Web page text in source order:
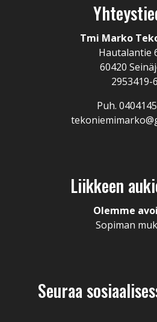
Tmi Marko
Hautalantie
60420
2953419-6
Puh.
Liikkeen
Olemme
Sopiman
Seuraa